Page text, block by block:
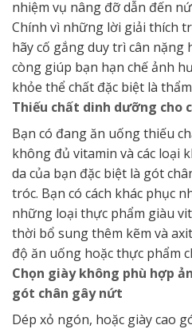
nhiệm vụ nâng đỡ dẫn đến
Chính vì những lời giải thích
hãy cố gắng duy trì cân nặng
còng giúp bạn hạn chế ảnh
khỏe thể chất đặc biệt là
Thiếu chất dinh dưỡng cho
Bạn có đang ăn uống thiếu
không đủ vitamin và các loại
da của bạn đặc biệt là gót
tróc. Bạn có cách khác phục
những loại thực phẩm giàu
thời bổ sung thêm kẽm và
độ ăn uống hoặc thực phẩm
Chọn giày không phù hợp
gót chân gây nứt
Dép xỏ ngón, hoặc giày cao